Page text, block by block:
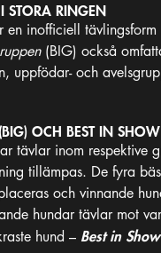
STORA RINGEN
en inofficiell tävlingsform
(BIG) också
uppfödar- och
OCH BEST IN
tävlar inom respektive
tillämpas. De fyra
och vinnande
hundar tävlar mot
hund – Best in Show